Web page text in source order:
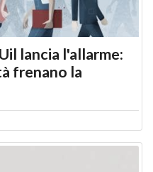
lancia l'allarme:
frenano la